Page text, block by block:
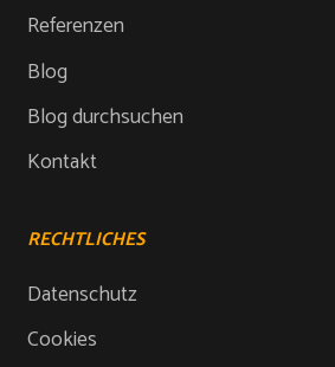
Referenzen
Blog
Blog durchsuchen
Kontakt
RECHTLICHES
Datenschutz
Cookies